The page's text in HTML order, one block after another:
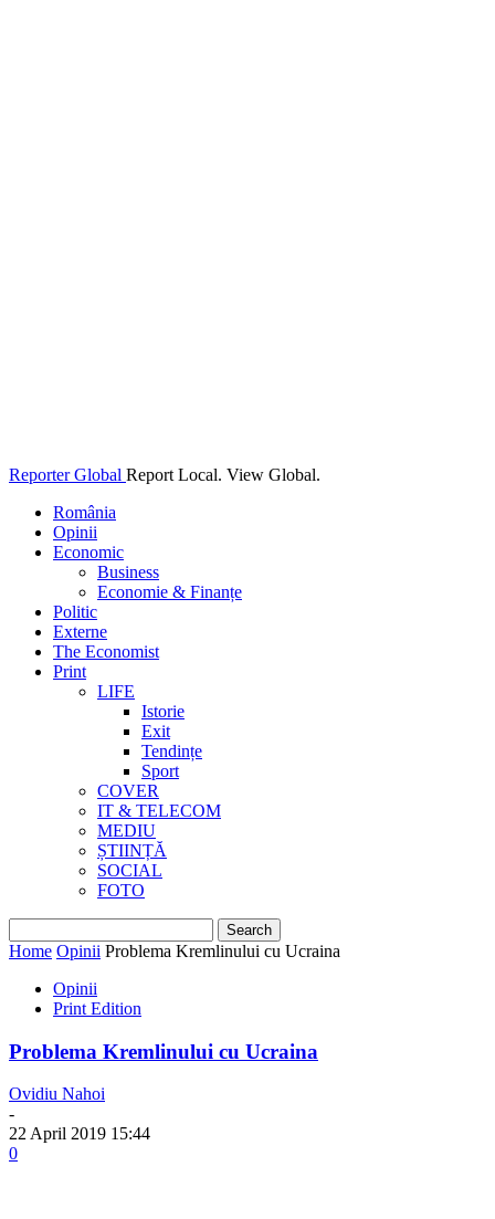
Reporter Global Report Local. View Global.
România
Opinii
Economic
Business
Economie & Finanțe
Politic
Externe
The Economist
Print
LIFE
Istorie
Exit
Tendințe
Sport
COVER
IT & TELECOM
MEDIU
ȘTIINȚĂ
SOCIAL
FOTO
Home Opinii Problema Kremlinului cu Ucraina
Opinii
Print Edition
Problema Kremlinului cu Ucraina
Ovidiu Nahoi
-
22 April 2019 15:44
0